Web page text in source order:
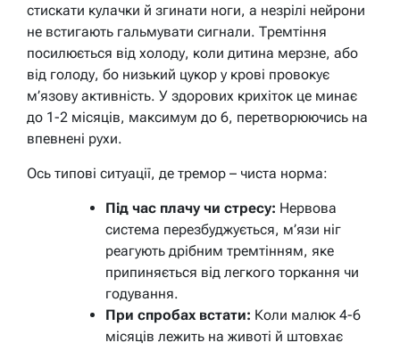
стискати кулачки й згинати ноги, а незрілі нейрони
не встигають гальмувати сигнали. Тремтіння
посилюється від холоду, коли дитина мерзне, або
від голоду, бо низький цукор у крові провокує
м’язову активність. У здорових крихіток це минає
до 1-2 місяців, максимум до 6, перетворюючись на
впевнені рухи.
Ось типові ситуації, де тремор – чиста норма:
Під час плачу чи стресу: Нервова
система перезбуджується, м’язи ніг
реагують дрібним тремтінням, яке
припиняється від легкого торкання чи
годування.
При спробах встати: Коли малюк 4-6
місяців лежить на животі й штовхає